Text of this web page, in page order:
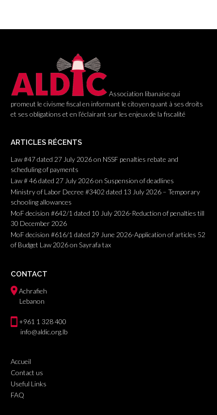
n
Association libanaise qui
promeut le civisme fiscal en informant le citoyen quant à ses droits
et ses obligations et en l’éclairant sur les enjeux de la fiscalité
ARTICLES RÉCENTS
Law #47 dated 27 July 2026 on NSSF penalties rebate and
scheduling of payments
Law # 46 dated 27 July 2026 on Suspension of deadlines
Ministry of Labor Decree #3402 dated 13 July 2026 – Temporary
schooling allowances
MoF decision #642/1 dated 10 July 2026-Reduction of penalties till
30 December 2026
MoF decision #616/1 dated 29 June 2026-Application of articles 52
of Budget Law 2026 on Sayrafa tax
CONTACT
Achrafieh
Lebanon
+961 1 328 400
info@aldic.org.lb
Accueil
Contact us
Useful Links
FAQ